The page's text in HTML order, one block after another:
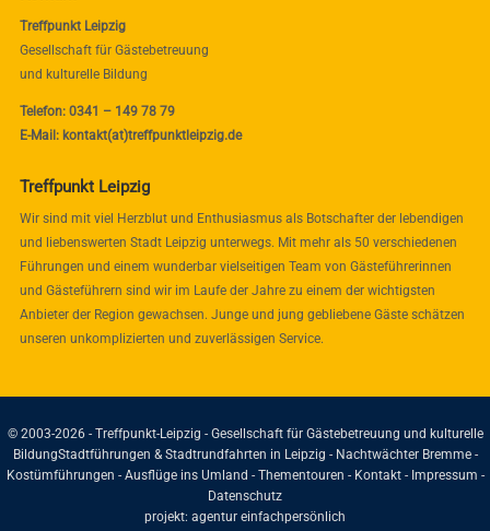
Treffpunkt Leipzig
Gesellschaft für Gästebetreuung
und kulturelle Bildung
Telefon: 0341 – 149 78 79
E-Mail: kontakt(at)treffpunktleipzig.de
Treffpunkt Leipzig
Wir sind mit viel Herzblut und Enthusiasmus als Botschafter der lebendigen
und liebenswerten Stadt Leipzig unterwegs. Mit mehr als 50 verschiedenen
Führungen und einem wunderbar vielseitigen Team von Gästeführerinnen
und Gästeführern sind wir im Laufe der Jahre zu einem der wichtigsten
Anbieter der Region gewachsen. Junge und jung gebliebene Gäste schätzen
unseren unkomplizierten und zuverlässigen Service.
© 2003-2026 - Treffpunkt-Leipzig - Gesellschaft für Gästebetreuung und kulturelle
BildungStadtführungen & Stadtrundfahrten in Leipzig - Nachtwächter Bremme -
Kostümführungen - Ausflüge ins Umland - Thementouren - Kontakt- Impressum -
Datenschutz
projekt: agentur einfachpersönlich